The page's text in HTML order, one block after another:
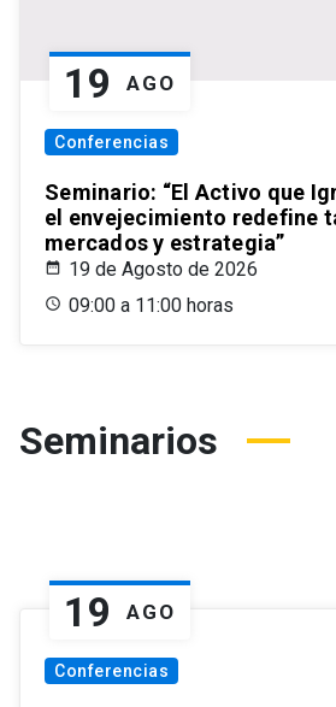
19 AGO
Conferencias
Seminario: “El Activo que
el envejecimiento redefine
mercados y estrategia”
19 de Agosto de 2026
09:00 a 11:00 horas
Seminarios
19 AGO
Conferencias